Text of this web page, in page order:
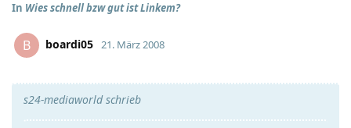
In Wies schnell bzw gut ist Linkem?
B boardi05 21. März 2008
s24-mediaworld schrieb